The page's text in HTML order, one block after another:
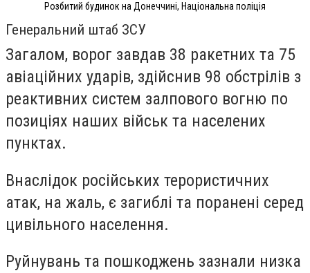
Розбитий будинок на Донеччині, Національна поліція
Генеральний штаб ЗСУ
Загалом, ворог завдав 38 ракетних та 75
авіаційних ударів, здійснив 98 обстрілів з
реактивних систем залпового вогню по
позиціях наших військ та населених
пунктах.
Внаслідок російських терористичних
атак, на жаль, є загиблі та поранені серед
цивільного населення.
Руйнувань та пошкоджень зазнали низка